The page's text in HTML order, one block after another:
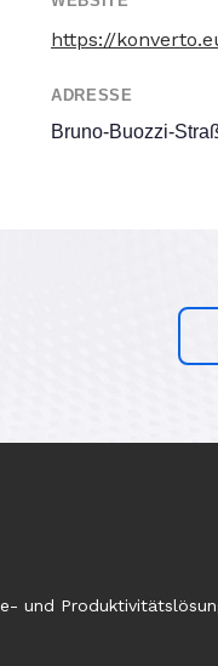
https://
ADRESSE
Bruno-Buozzi-
und